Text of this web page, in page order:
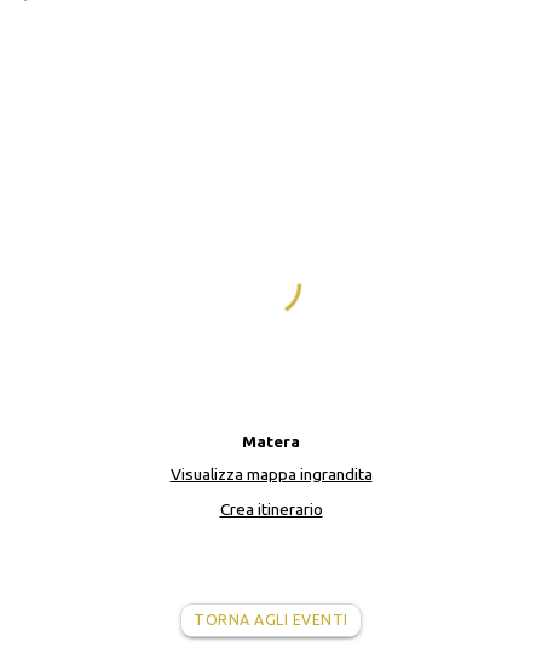
Matera
Visualizza mappa ingrandita
Crea itinerario
TORNA AGLI EVENTI